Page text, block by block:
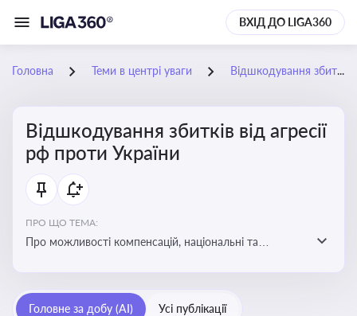
ВХІД ДО LIGA360
Головна Теми в центрі уваги Відшкодування збитків від агресії рф проти України
Відшкодування збитків від агресії
рф проти України
ПРО ЩО ТЕМА:
Про можливості компенсацій, національні та
Головне за добу (AI) Усі публікації